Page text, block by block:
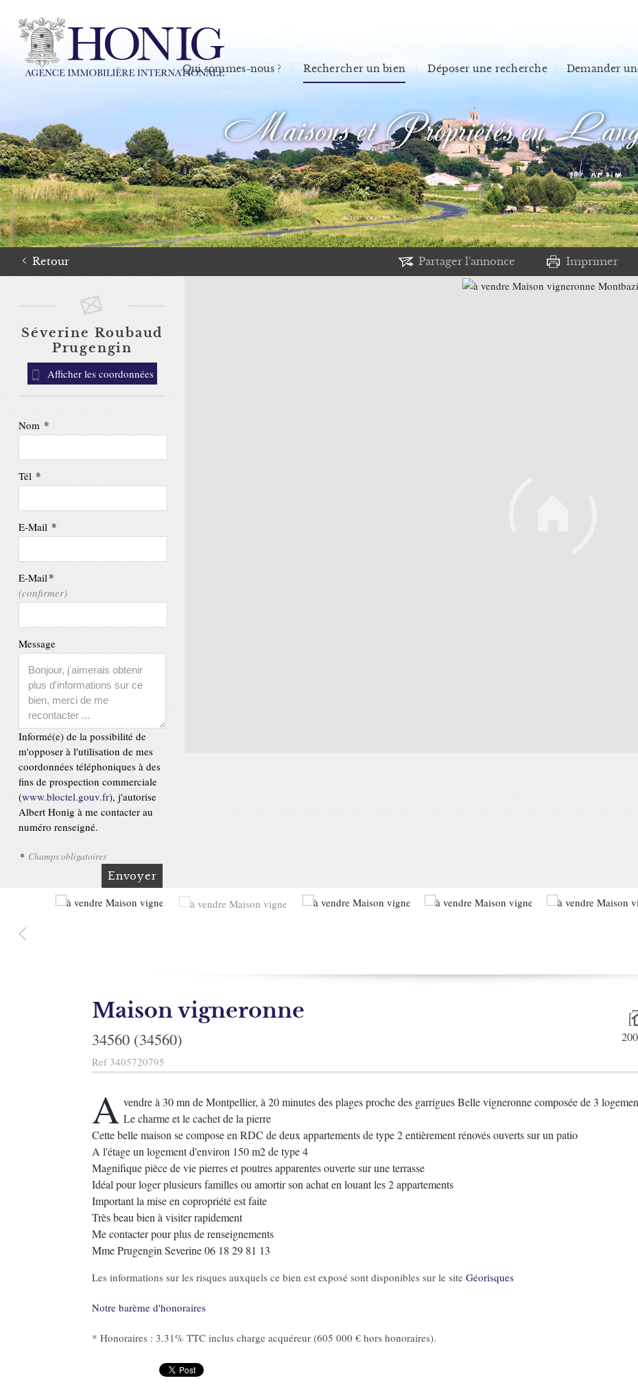
Qui sommes-nous ? Rechercher un bien Déposer une recherche Demander
Maisons et Propriétés en
Retour Partager l'annonce Imprimer
Séverine Roubaud
Prugengin
Afficher les coordonnées
Nom *
Tél *
E-Mail *
E-Mail*
(confirmer)
Message
Informé(e) de la possibilité de
m'opposer à l'utilisation de mes
coordonnées téléphoniques à des
fins de prospection commerciale
(www.bloctel.gouv.fr), j'autorise
Albert Honig à me contacter au
numéro renseigné.
* Champs obligatoires
Maison vigneronne
34560 (34560)
Ref 3405720795
A vendre à 30 mn de Montpellier, à 20 minutes des plages proche des garrigues Belle vigneronne composée de 3
Le charme et le cachet de la pierre
Cette belle maison se compose en RDC de deux appartements de type 2 entièrement rénovés ouverts sur un patio
A l'étage un logement d'environ 150 m2 de type 4
Magnifique pièce de vie pierres et poutres apparentes ouverte sur une terrasse
Idéal pour loger plusieurs familles ou amortir son achat en louant les 2 appartements
Important la mise en copropriété est faite
Très beau bien à visiter rapidement
Me contacter pour plus de renseignements
Mme Prugengin Severine 06 18 29 81 13
Les informations sur les risques auxquels ce bien est exposé sont disponibles sur le siteGéorisques
Notre barème d'honoraires
* Honoraires : 3.31% TTC inclus charge acquéreur (605 000 € hors honoraires).